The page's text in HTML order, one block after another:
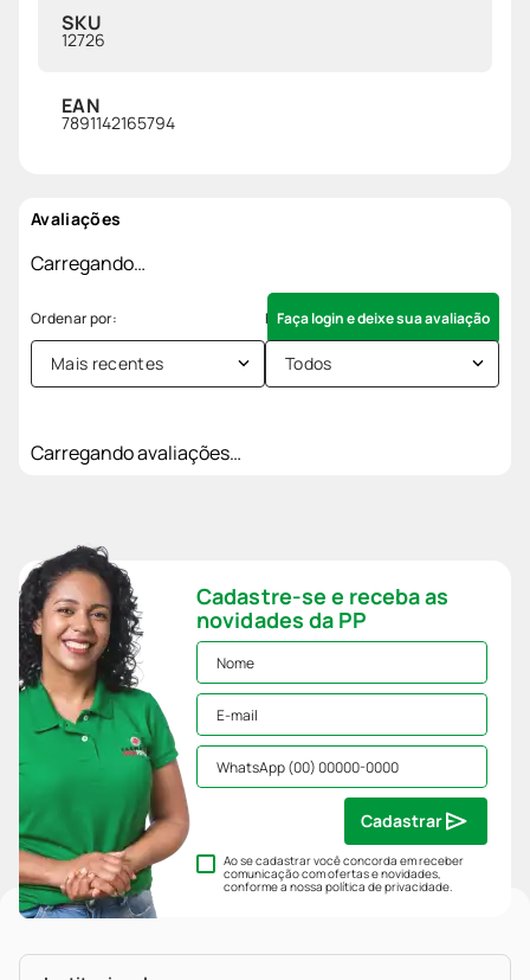
SKU
12726
EAN
7891142165794
Avaliações
Carregando…
Faça login e deixe sua avaliação
Mais recentes Todos
Carregando avaliações…
Cadastre-se e receba as
novidades da PP
Ao se cadastrar você concorda em receber
comunicação com ofertas e novidades,
conforme a nossapolítica de privacidade.
Cadastrar